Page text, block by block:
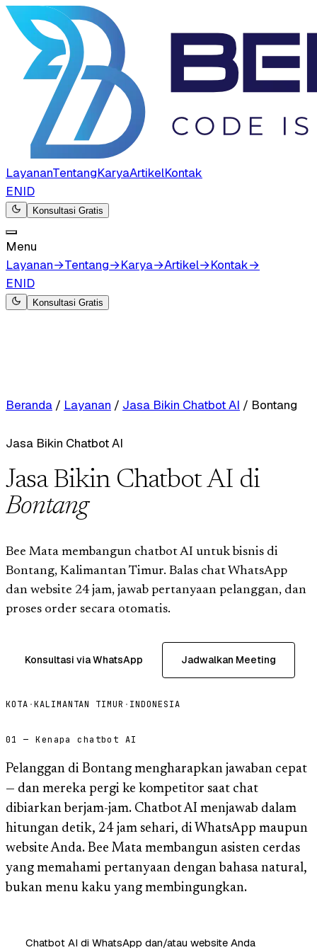
LayananTentangKaryaArtikelKontak
ENID
Konsultasi Gratis
Menu
Layanan→Tentang→Karya→Artikel→Kontak→
ENID
Konsultasi Gratis
Beranda / Layanan / Jasa Bikin Chatbot AI / Bontang
Jasa Bikin Chatbot AI
Jasa Bikin Chatbot AI di
Bontang
Bee Mata membangun chatbot AI untuk bisnis di
Bontang, Kalimantan Timur. Balas chat WhatsApp
dan website 24 jam, jawab pertanyaan pelanggan, dan
proses order secara otomatis.
Konsultasi via WhatsApp Jadwalkan Meeting
KOTA ·KALIMANTAN TIMUR · INDONESIA
01 — Kenapa chatbot AI
Pelanggan di Bontang mengharapkan jawaban cepat
— dan mereka pergi ke kompetitor saat chat
dibiarkan berjam-jam. Chatbot AI menjawab dalam
hitungan detik, 24 jam sehari, di WhatsApp maupun
website Anda. Bee Mata membangun asisten cerdas
yang memahami pertanyaan dengan bahasa natural,
bukan menu kaku yang membingungkan.
Chatbot AI di WhatsApp dan/atau website Anda